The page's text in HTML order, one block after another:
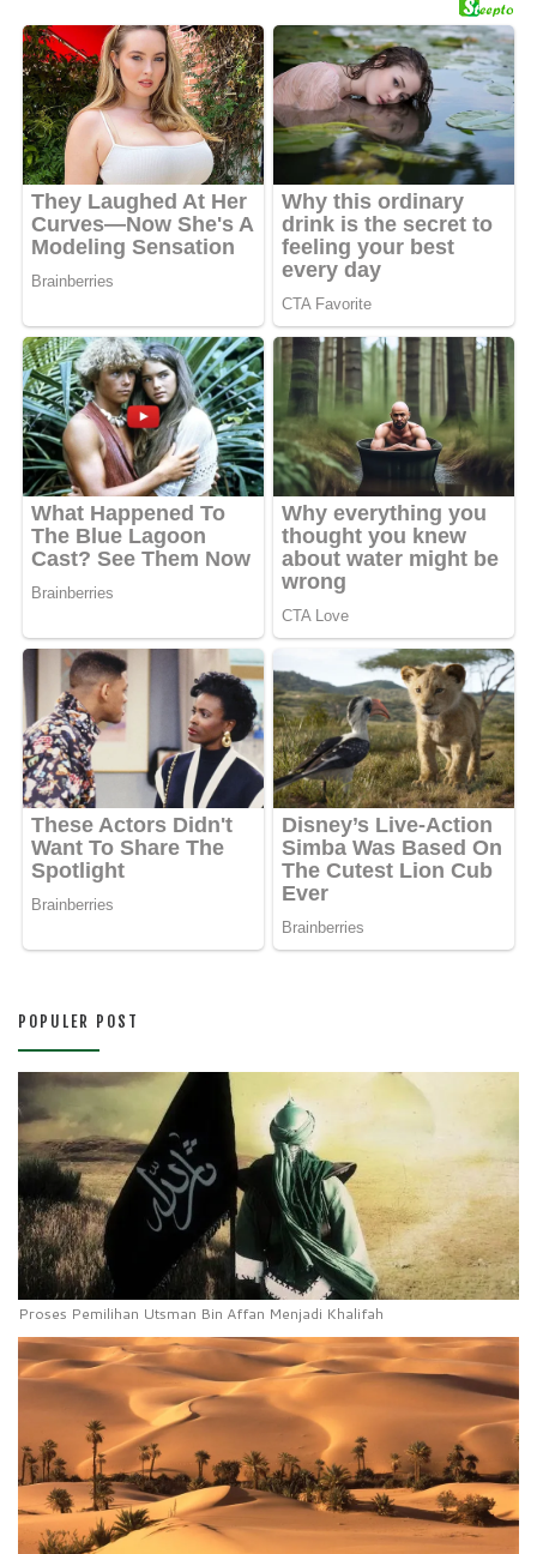
POPULER POST
Proses Pemilihan Utsman Bin Affan Menjadi Khalifah